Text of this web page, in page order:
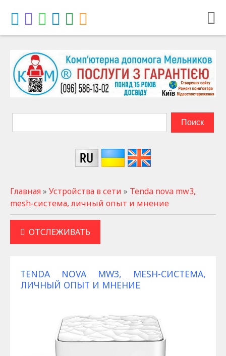
Главная» Устройства в сети » Tenda nova mw3,
mesh-система, личный опыт и мнение
ОТСЛЕЖИВАТЬ
TENDA NOVA MW3, MESH-СИСТЕМА,
ЛИЧНЫЙ ОПЫТ И МНЕНИЕ